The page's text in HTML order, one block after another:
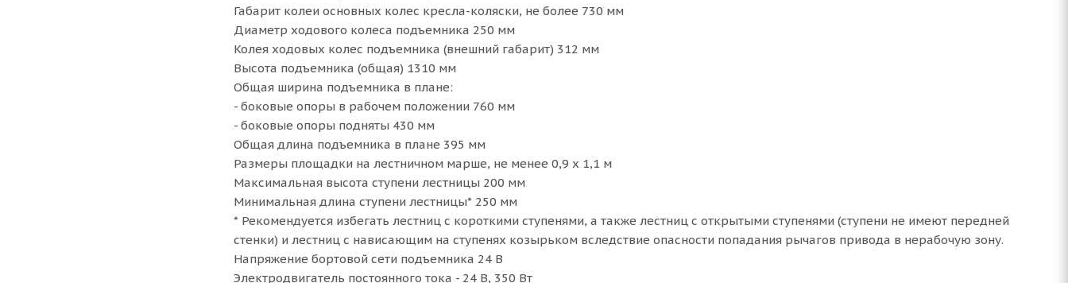
Габарит колеи основных колес кресла-коляски, не более 730 мм
Диаметр ходового колеса подъемника 250 мм
Колея ходовых колес подъемника (внешний габарит) 312 мм
Высота подъемника (общая) 1310 мм
Общая ширина подъемника в плане:
- боковые опоры в рабочем положении 760 мм
- боковые опоры подняты 430 мм
Общая длина подъемника в плане 395 мм
Размеры площадки на лестничном марше, не менее 0,9 х 1,1 м
Максимальная высота ступени лестницы 200 мм
Минимальная длина ступени лестницы* 250 мм
* Рекомендуется избегать лестниц с короткими ступенями, а также лестниц с открытыми ступенями (ступени не имеют передней
стенки) и лестниц с нависающим на ступенях козырьком вследствие опасности попадания рычагов привода в нерабочую зону.
Напряжение бортовой сети подъемника 24 В
Электродвигатель постоянного тока - 24 В, 350 Вт